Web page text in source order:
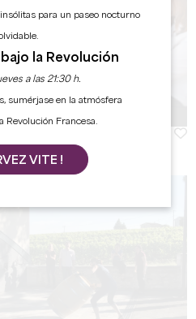
para un paseo nocturno
la Revolución
a las 21:30 h.
sumérjase en la atmósfera
Revolución Francesa.
VITE !